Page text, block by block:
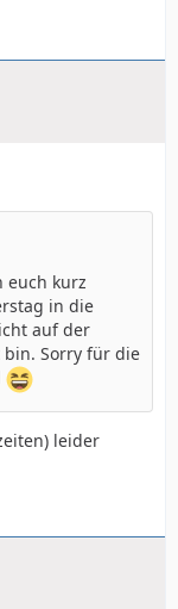
euch kurz
in die
auf der
bin. Sorry für die
leider